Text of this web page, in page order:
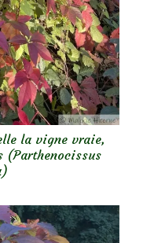
la vigne vraie,
(Parthenocissus